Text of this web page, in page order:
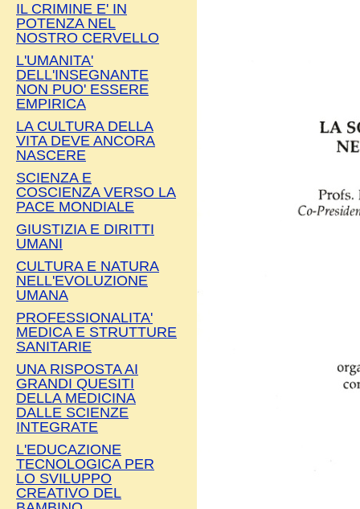
IL CRIMINE E' IN
POTENZA NEL
NOSTRO CERVELLO
L'UMANITA'
DELL'INSEGNANTE
NON PUO' ESSERE
EMPIRICA
LA CULTURA DELLA
VITA DEVE ANCORA
NASCERE
SCIENZA E
COSCIENZA VERSO LA
PACE MONDIALE
GIUSTIZIA E DIRITTI
UMANI
CULTURA E NATURA
NELL'EVOLUZIONE
UMANA
PROFESSIONALITA'
MEDICA E STRUTTURE
SANITARIE
UNA RISPOSTA AI
GRANDI QUESITI
DELLA MEDICINA
DALLE SCIENZE
INTEGRATE
L'EDUCAZIONE
TECNOLOGICA PER
LO SVILUPPO
CREATIVO DEL